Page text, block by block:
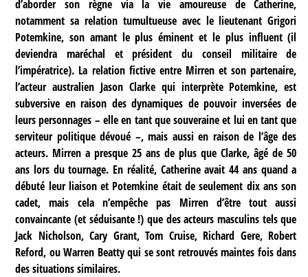
d’aborder son règne via la vie amoureuse de Catherine,
notamment sa relation tumultueuse avec le lieutenant Grigori
Potemkine, son amant le plus éminent et le plus influent (il
deviendra maréchal et président du conseil militaire de
l’impératrice). La relation fictive entre Mirren et son partenaire,
l’acteur australien Jason Clarke qui interprète Potemkine, est
subversive en raison des dynamiques de pouvoir inversées de
leurs personnages – elle en tant que souveraine et lui en tant que
serviteur politique dévoué –, mais aussi en raison de l’âge des
acteurs. Mirren a presque 25 ans de plus que Clarke, âgé de 50
ans lors du tournage. En réalité, Catherine avait 44 ans quand a
débuté leur liaison et Potemkine était de seulement dix ans son
cadet, mais cela n’empêche pas Mirren d’être tout aussi
convaincante (et séduisante !) que des acteurs masculins tels que
Jack Nicholson, Cary Grant, Tom Cruise, Richard Gere, Robert
Reford, ou Warren Beatty qui se sont retrouvés maintes fois dans
des situations similaires.